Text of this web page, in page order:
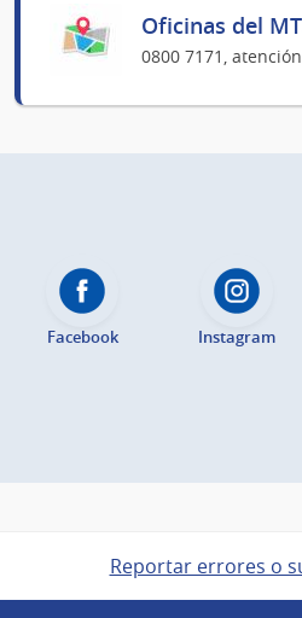
Oficinas del
0800 7171,
Facebook Instagram
Reportar errores o